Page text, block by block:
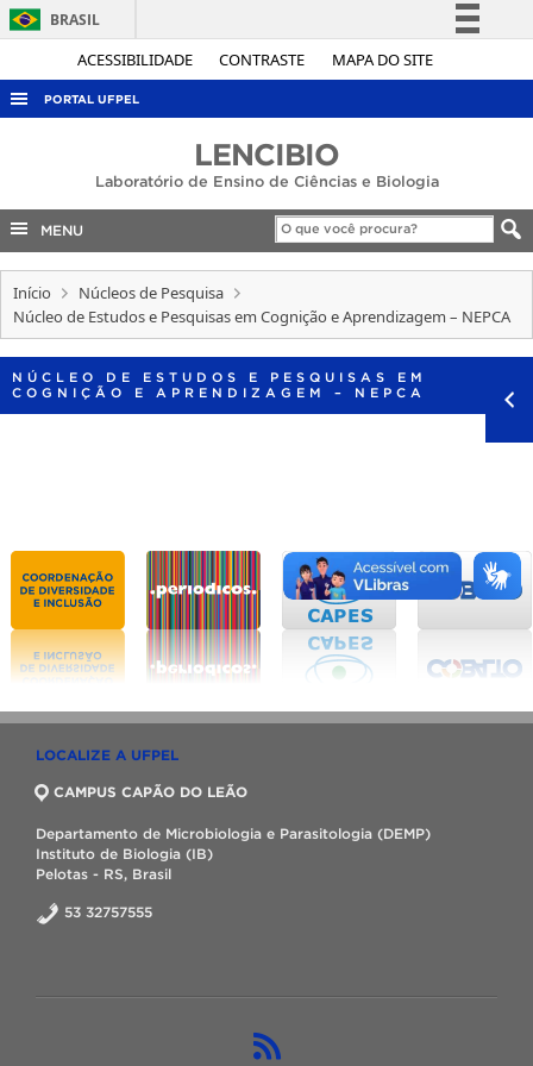
ACESSIBILIDADE CONTRASTE MAPA DO SITE
BRASIL
Simplifique!
Acesso à informação
Canais
PORTAL UFPEL
AUDITORIA
EDITAIS
INTERNACIONAL
OUVIDORIA
LENCIBIO
Laboratório de Ensino de Ciências e Biologia
MENU
Início
Núcleos de Pesquisa
Núcleo de Estudos e Pesquisas em Cognição e Aprendizagem – NEPCA
NÚCLEO DE ESTUDOS E PESQUISAS EM
COGNIÇÃO E APRENDIZAGEM – NEPCA
LOCALIZE A UFPEL
CAMPUS CAPÃO DO LEÃO
Departamento de Microbiologia e Parasitologia (DEMP)
Instituto de Biologia (IB)
Pelotas - RS, Brasil
53 32757555